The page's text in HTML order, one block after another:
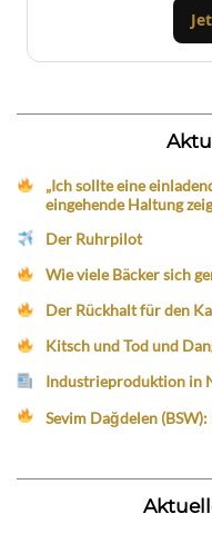
„Ich sollte eine
eingehende Haltung
Der Ruhrpilot
Wie viele Bäcker sich
Der Rückhalt für den
Kitsch und Tod und
Industrieproduktion in
Sevim Dağdelen